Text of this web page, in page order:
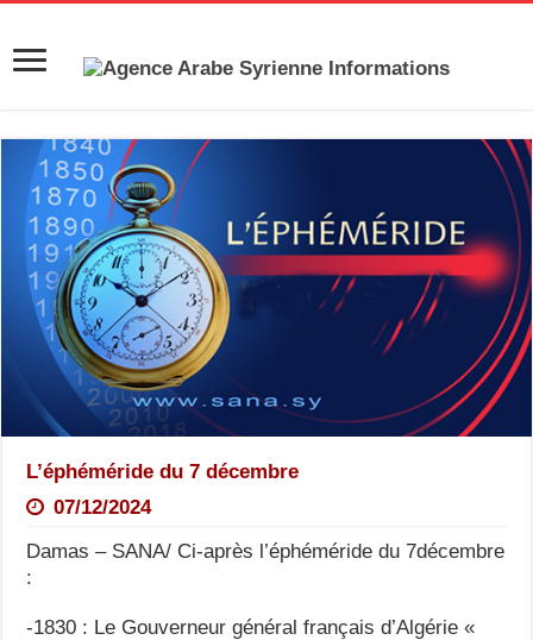
L’éphéméride du 7 décembre
07/12/2024
Damas – SANA/ Ci-après l’éphéméride du 7décembre
:
-1830 : Le Gouverneur général français d’Algérie «